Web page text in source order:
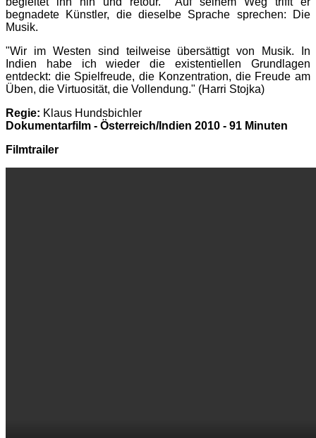
begnadete Künstler, die dieselbe Sprache sprechen: Die
Musik.
"Wir im Westen sind teilweise übersättigt von Musik. In
Indien habe ich wieder die existentiellen Grundlagen
entdeckt: die Spielfreude, die Konzentration, die Freude am
Üben, die Virtuosität, die Vollendung." (Harri Stojka)
Regie: Klaus Hundsbichler
Dokumentarfilm - Österreich/Indien 2010 - 91 Minuten
Filmtrailer